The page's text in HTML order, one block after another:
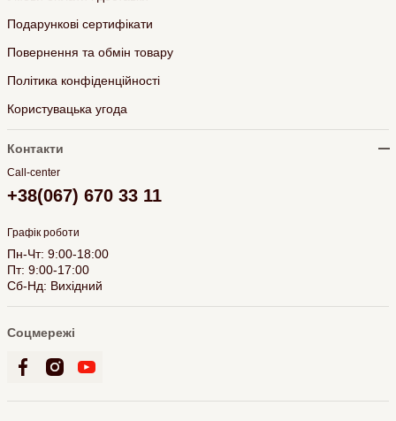
Подарункові сертифікати
Повернення та обмін товару
Політика конфіденційності
Користувацька угода
Контакти
Call-center
+38(067) 670 33 11
Графік роботи
Пн-Чт: 9:00-18:00
Пт: 9:00-17:00
Сб-Нд: Вихідний
Соцмережі